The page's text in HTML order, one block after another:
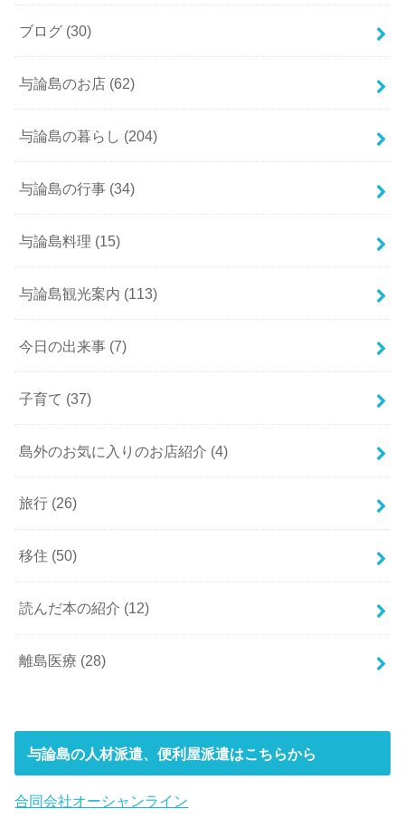
ブログ (30)
与論島のお店 (62)
与論島の暮らし (204)
与論島の行事 (34)
与論島料理 (15)
与論島観光案内 (113)
今日の出来事 (7)
子育て (37)
島外のお気に入りのお店紹介 (4)
旅行 (26)
移住 (50)
読んだ本の紹介 (12)
離島医療 (28)
与論島の人材派遣、便利屋派遣はこちらから
合同会社オーシャンライン